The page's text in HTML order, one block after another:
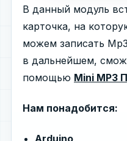
В данный модуль
карточка, на
можем записать
в дальнейшем,
помощью Mini MP3
Нам понадобится: